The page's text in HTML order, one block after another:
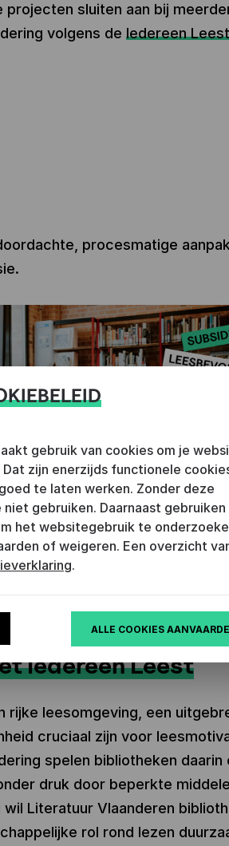
sluiten aan bij
volgens de Iedereen Leest
procesmatige
in
Iedereen Leest
rijke leesomgeving, een
cruciaal zijn voor
spelen bibliotheken daarin
druk door beperkte
Literatuur Vlaanderen
rol rond lezen
gebruik van cookies om je
zijn enerzijds functionele
te laten werken. Zonder deze
gebruiken. Daarnaast gebruiken
het websitegebruik te
of weigeren. Een overzicht
.
ALLE COOKIES